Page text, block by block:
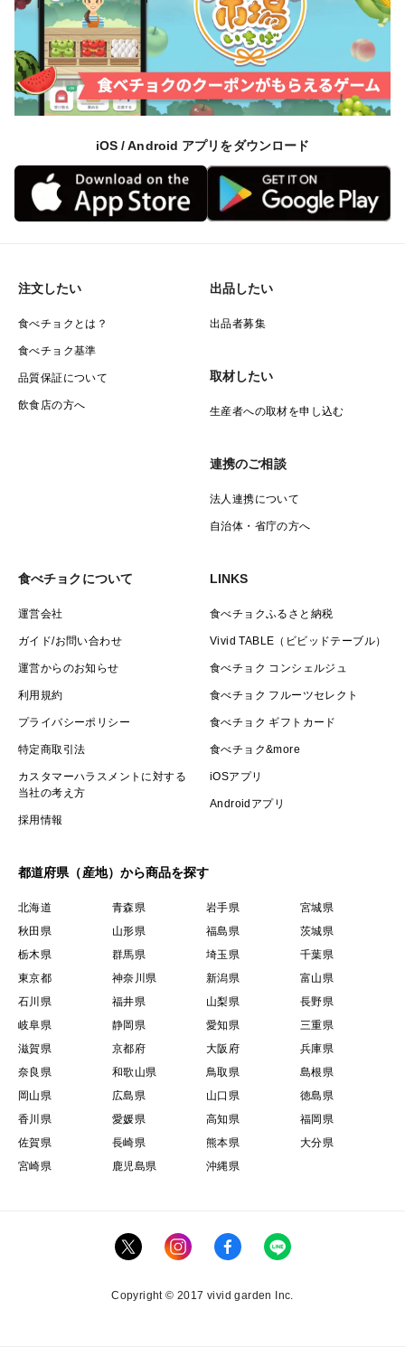
iOS / Android アプリをダウンロード
注文したい
食べチョクとは？
食べチョク基準
品質保証について
飲食店の方へ
出品したい
出品者募集
取材したい
生産者への取材を申し込む
連携のご相談
法人連携について
自治体・省庁の方へ
食べチョクについて
運営会社
ガイド/お問い合わせ
運営からのお知らせ
利用規約
プライバシーポリシー
特定商取引法
カスタマーハラスメントに対する
当社の考え方
採用情報
LINKS
食べチョクふるさと納税
Vivid TABLE（ビビッドテーブル）
食べチョク コンシェルジュ
食べチョク フルーツセレクト
食べチョク ギフトカード
食べチョク&more
iOSアプリ
Androidアプリ
都道府県（産地）から商品を探す
北海道 青森県 岩手県
宮城県
秋田県
山形県 福島県
茨城県
栃木県
群馬県 埼玉県
千葉県
東京都
神奈川県 新潟県
富山県
石川県
福井県 山梨県
長野県
岐阜県
静岡県 愛知県
三重県
滋賀県
京都府 大阪府
兵庫県
奈良県
和歌山県 鳥取県
島根県
岡山県
広島県 山口県
徳島県
香川県
愛媛県 高知県
福岡県
佐賀県
長崎県 熊本県
大分県
宮崎県
鹿児島県 沖縄県
Copyright © 2017 vivid garden Inc.